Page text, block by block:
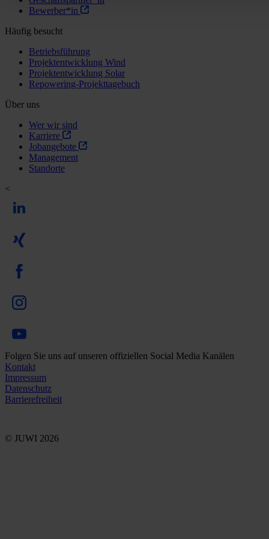
Bewerber*in
Häufig besucht
Betriebsführung
Projektentwicklung Wind
Projektentwicklung Solar
Repowering-Projekttagebuch
Über uns
Wer wir sind
Karriere
Jobangebote
Management
Standorte
<
Folgen Sie uns auf unseren offiziellen Social Media Kanälen
Kontakt
Impressum
Datenschutz
Barrierefreiheit
© JUWI 2026